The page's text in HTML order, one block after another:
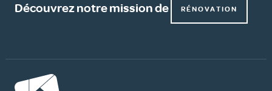
Découvrez notre mission de RÉNOVATION
Image